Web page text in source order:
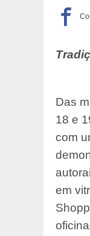
Das
18 e
com
em